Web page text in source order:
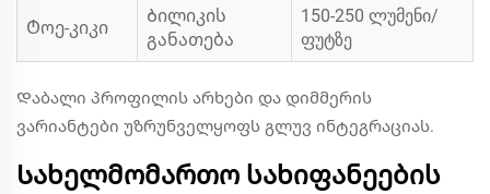
Ტოე-კიკი
Ბილიკის
განათება
150-250 ლუმენი/
ფუტზე
Დაბალი პროფილის არხები და დიმმერის
ვარიანტები უზრუნველყოფს გლუვ ინტეგრაციას.
Სახელმომართო სახიფანეების